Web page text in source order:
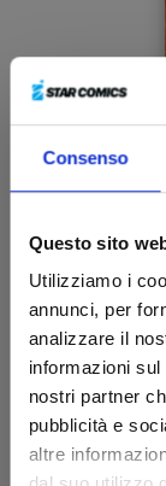
Consenso
Questo sito
Utilizziamo i
annunci, per
analizzare il
informazioni
nostri partner
pubblicità e
altre